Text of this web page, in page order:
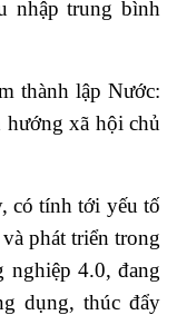
nhập trung bình
thành lập Nước:
hướng xã hội chủ
có tính tới yếu tố
phát triển trong
nghiệp 4.0, đang
dụng, thúc đẩy